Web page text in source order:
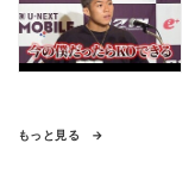
もっと見る